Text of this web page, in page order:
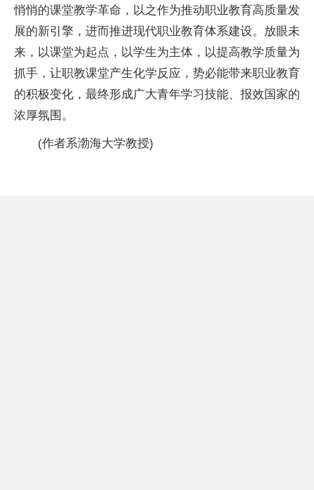
悄悄的课堂教学革命，以之作为推动职业教育高质量发
展的新引擎，进而推进现代职业教育体系建设。放眼未
来，以课堂为起点，以学生为主体，以提高教学质量为
抓手，让职教课堂产生化学反应，势必能带来职业教育
的积极变化，最终形成广大青年学习技能、报效国家的
浓厚氛围。
(作者系渤海大学教授)